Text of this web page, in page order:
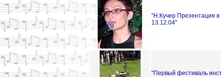
"Н.Кучер Презентация в
13.12.04"
"Первый фестиваль